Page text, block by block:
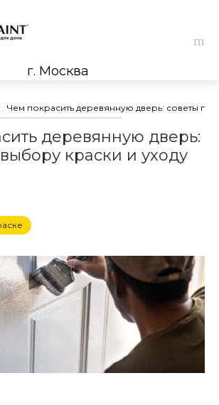
г. Москва
Чем покрасить деревянную дверь: советы по
деревянную дверь:
краски и уходу